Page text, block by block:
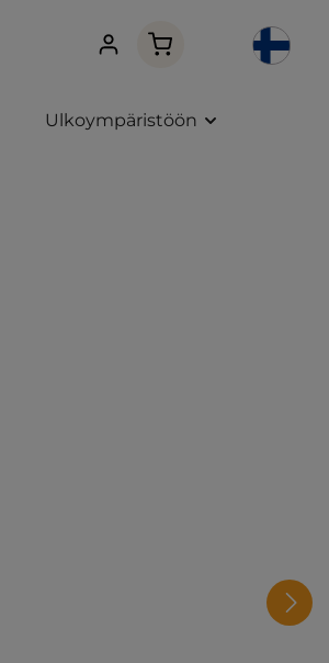
Ostoskori sisältää
Ulkoympäristöön